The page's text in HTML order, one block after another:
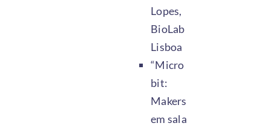
Lopes,
BioLab
Lisboa
“Micro
bit:
Makers
em sala